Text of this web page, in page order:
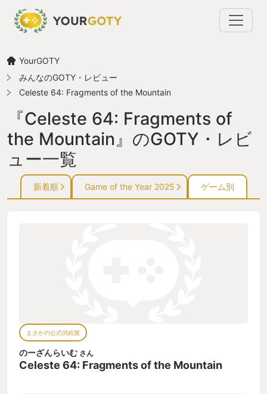
YourGOTY
みんなのGOTY・レビュー
Celeste 64: Fragments of the Mountain
『Celeste 64: Fragments of
the Mountain』のGOTY・レビ
ュー一覧
新着順 Game of the Year 2025 ゲーム別
まさかの公式供給賞
のーざんらいむ さん
Celeste 64: Fragments of the Mountain